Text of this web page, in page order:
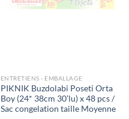
ENTRETIENS - EMBALLAGE
PIKNIK Buzdolabi Poseti Orta
Boy (24* 38cm 30’lu) x 48 pcs /
Sac congelation taille Moyenne